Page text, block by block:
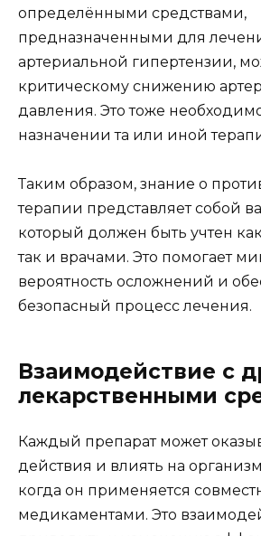
определёнными средствами,
предназначенными для
артериальной гипертензии,
критическому снижению
давления. Это тоже
назначении та или иной
Таким образом, знание о
терапии представляет собой
который должен быть учтен
так и врачами. Это помогает
вероятность осложнений и
безопасный процесс лечения.
Взаимодействие с
лекарственными
Каждый препарат может
действия и влиять на
когда он применяется
медикаментами. Это